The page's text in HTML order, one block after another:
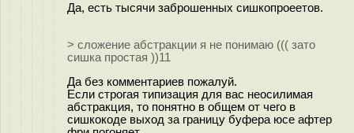
Да, есть тысячи заброшенных сишкопроеетов.
> сложение абстракции я не понимаю ((( зато
сишка простая ))11
Да без комментариев пожалуй.
Если строгая типизация для вас неосилимая
абстракция, то понятно в общем от чего в
сишкокоде выход за границу буфера юсе афтер